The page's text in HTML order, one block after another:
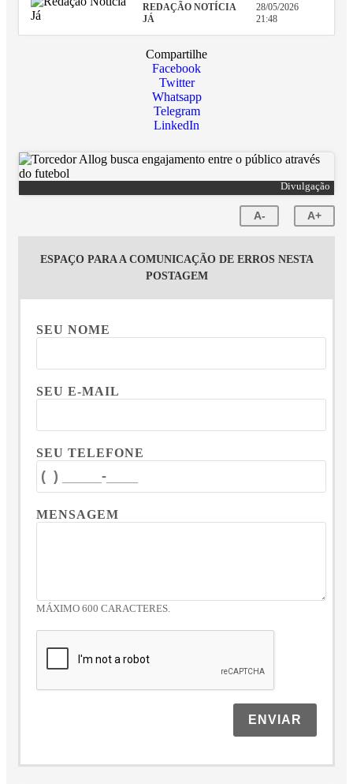
REDAÇÃO NOTÍCIA
JÁ
28/05/2026
21:48
Compartilhe
Facebook
Twitter
Whatsapp
Telegram
LinkedIn
Divulgação
A- A+
ESPAÇO PARA A COMUNICAÇÃO DE ERROS NESTA
POSTAGEM
SEU NOME
SEU E-MAIL
SEU TELEFONE
MENSAGEM
MÁXIMO 600 CARACTERES.
ENVIAR